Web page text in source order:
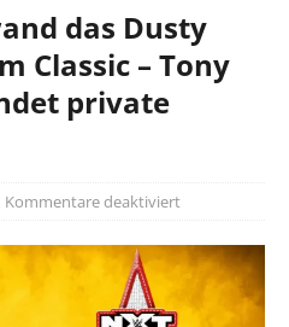
das Dusty
Classic – Tony
private
Kommentare deaktiviert